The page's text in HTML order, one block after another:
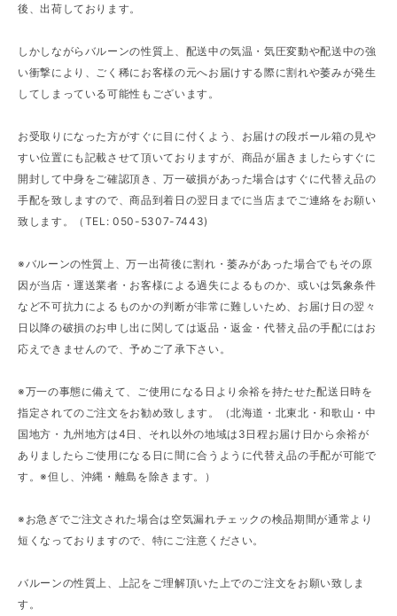
後、出荷しております。
しかしながらバルーンの性質上、配送中の気温・気圧変動や配送中の強
い衝撃により、ごく稀にお客様の元へお届けする際に割れや萎みが発生
してしまっている可能性もございます。
お受取りになった方がすぐに目に付くよう、お届けの段ボール箱の見や
すい位置にも記載させて頂いておりますが、商品が届きましたらすぐに
開封して中身をご確認頂き、万一破損があった場合はすぐに代替え品の
手配を致しますので、商品到着日の翌日までに当店までご連絡をお願い
致します。（TEL: 050-5307-7443)
※バルーンの性質上、万一出荷後に割れ・萎みがあった場合でもその原
因が当店・運送業者・お客様による過失によるものか、或いは気象条件
など不可抗力によるものかの判断が非常に難しいため、お届け日の翌々
日以降の破損のお申し出に関しては返品・返金・代替え品の手配にはお
応えできませんので、予めご了承下さい。
※万一の事態に備えて、ご使用になる日より余裕を持たせた配送日時を
指定されてのご注文をお勧め致します。（北海道・北東北・和歌山・中
国地方・九州地方は4日、それ以外の地域は3日程お届け日から余裕が
ありましたらご使用になる日に間に合うように代替え品の手配が可能で
す。※但し、沖縄・離島を除きます。）
※お急ぎでご注文された場合は空気漏れチェックの検品期間が通常より
短くなっておりますので、特にご注意ください。
バルーンの性質上、上記をご理解頂いた上でのご注文をお願い致しま
す。